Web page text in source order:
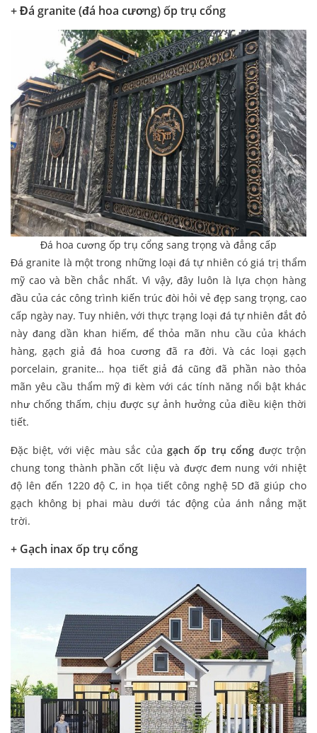
+ Đá granite (đá hoa cương) ốp trụ cổng
Đá hoa cương ốp trụ cổng sang trọng và đẳng cấp
Đá granite là một trong những loại đá tự nhiên có giá trị thẩm
mỹ cao và bền chắc nhất. Vì vậy, đây luôn là lựa chọn hàng
đầu của các công trình kiến trúc đòi hỏi vẻ đẹp sang trọng, cao
cấp ngày nay. Tuy nhiên, với thực trạng loại đá tự nhiên đắt đỏ
này đang dần khan hiếm, để thỏa mãn nhu cầu của khách
hàng, gạch giả đá hoa cương đã ra đời. Và các loại gạch
porcelain, granite… họa tiết giả đá cũng đã phần nào thỏa
mãn yêu cầu thẩm mỹ đi kèm với các tính năng nổi bật khác
như chống thấm, chịu được sự ảnh hưởng của điều kiện thời
tiết.
Đặc biệt, với việc màu sắc của gạch ốp trụ cổng được trộn
chung tong thành phần cốt liệu và được đem nung với nhiệt
độ lên đến 1220 độ C, in họa tiết công nghệ 5D đã giúp cho
gạch không bị phai màu dưới tác động của ánh nắng mặt
trời.
+ Gạch inaxốp trụ cổng